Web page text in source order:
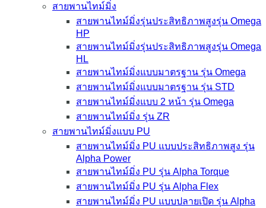
สายพานไทม์มิ่ง
สายพานไทม์มิ่งรุ่นประสิทธิภาพสูงรุ่น Omega
HP
สายพานไทม์มิ่งรุ่นประสิทธิภาพสูงรุ่น Omega
HL
สายพานไทม์มิ่งแบบมาตรฐาน รุ่น Omega
สายพานไทม์มิ่งแบบมาตรฐาน รุ่น STD
สายพานไทม์มิ่งแบบ 2 หน้า รุ่น Omega
สายพานไทม์มิ่ง รุ่น ZR
สายพานไทม์มิ่งแบบ PU
สายพานไทม์มิ่ง PU แบบประสิทธิภาพสูง รุ่น
Alpha Power
สายพานไทม์มิ่ง PU รุ่น Alpha Torque
สายพานไทม์มิ่ง PU รุ่น Alpha Flex
สายพานไทม์มิ่ง PU แบบปลายเปิด รุ่น Alpha